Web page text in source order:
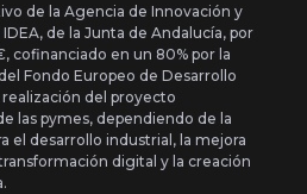
de la Agencia de Innovación y
de la Junta de Andalucía, por
cofinanciado en un 80% por la
Fondo Europeo de Desarrollo
realización del proyecto
las pymes, dependiendo de la
el desarrollo industrial, la mejora
digital y la creación